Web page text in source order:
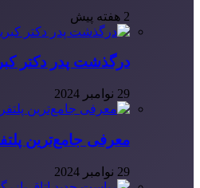
2 هفته پیش
درگذشت پدر دکتر
29 نوامبر 2024
معرفی جامع‌ترین
29 نوامبر 2024